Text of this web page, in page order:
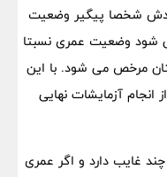
شخصا پیگیر وضعیت
شود وضعیت عمری نسبتا
مرخص می شود. با این
آزمایشات نهایی
غایب دارد و اگر عمری